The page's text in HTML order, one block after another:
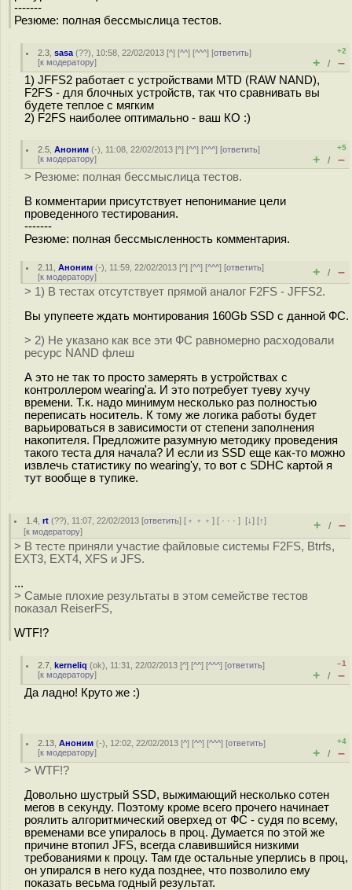
-------
Резюме: полная бессмыслица тестов.
2.3 ,sasa (??), 10:58, 22/02/2013 [^] [^^] [^^^] [ответить]
[к модератору]
+2
+ / –
1) JFFS2 работает с устройствами MTD (RAW NAND),
F2FS - для блочных устройств, так что сравнивать вы
будете теплое с мягким
2) F2FS наиболее оптимально - ваш КО :)
2.5 ,Аноним (-), 11:08, 22/02/2013 [^] [^^] [^^^] [ответить]
[к модератору]
+5
+ / –
> Резюме: полная бессмыслица тестов.
В комментарии присутствует непонимание цели
проведенного тестирования.
-------
Резюме: полная бессмысленность комментария.
2.11 ,Аноним (-), 11:59, 22/02/2013 [^] [^^] [^^^] [ответить]
[к модератору] + / –
> 1) В тестах отсутствует прямой аналог F2FS - JFFS2.
Вы упупеете ждать монтирования 160Gb SSD с данной ФС.
> 2) Не указано как все эти ФС равномерно расходовали
ресурс NAND флеш
А это не так то просто замерять в устройствах с
контроллером wearing'а. И это потребует туеву хучу
времени. Т.к. надо минимум несколько раз полностью
переписать носитель. К тому же логика работы будет
варьироваться в зависимости от степени заполнения
накопителя. Предложите разумную методику проведения
такого теста для начала? И если из SSD еще как-то можно
извлечь статистику по wearing'у, то вот с SDHC картой я
тут вообще в тупике.
1.4 ,rt (??), 11:07, 22/02/2013 [ответить] [ ﹢﹢﹢] [ · · ·][↓] [↑]
[к модератору] + / –
> В тесте приняли участие файловые системы F2FS, Btrfs,
EXT3, EXT4, XFS и JFS.
...
> Самые плохие результаты в этом семействе тестов
показал ReiserFS,
WTF!?
2.7 ,kerneliq (ok), 11:31, 22/02/2013 [^] [^^] [^^^] [ответить]
[к модератору]
–1
+ / –
Да ладно! Круто же :)
2.13 ,Аноним (-), 12:02, 22/02/2013 [^] [^^] [^^^] [ответить]
[к модератору]
+4
+ / –
> WTF!?
Довольно шустрый SSD, выжимающий несколько сотен
мегов в секунду. Поэтому кроме всего прочего начинает
роялить алгоритмический оверхед от ФС - судя по всему,
временами все упиралось в проц. Думается по этой же
причине втопил JFS, всегда славившийся низкими
требованиями к процу. Там где остальные уперлись в проц,
он упирался в него куда позднее, что позволило ему
показать весьма годный результат.